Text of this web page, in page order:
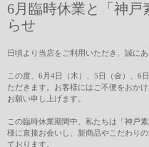
6月臨時休業と「神戸
らせ
日頃より当店をご利用いただき、誠に
この度、6月4日（木）、5日（金）、6
ただきます。お客様にはご不便をおか
お願い申し上げます。
この臨時休業期間中、私たちは「神戸
様に直接お会いし、新商品やこだわり
ております。